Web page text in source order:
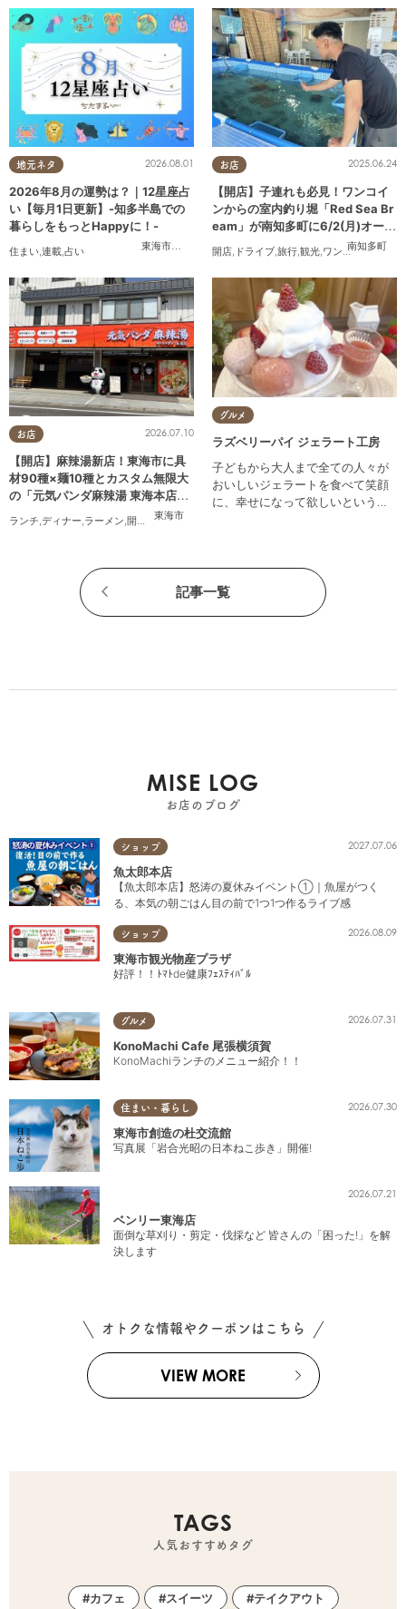
地元ネタ
東海市
,大府市 知多市 ,東浦町,阿久比町,半田市 ,常滑市,武豊
2026.08.01
2026年8月の運勢は？｜12星座占
い【毎月1日更新】-知多半島での
暮らしをもっとHappyに！-
住まい 連載 占い
お店
南知多町
2025.06.24
【開店】子連れも必見！ワンコイ
ンからの室内釣り堀「Red Sea Br
eam」が南知多町に6/2(月)オープ
開店 ドライブ 旅行 観光 ワンコイン
お店
東海市
2026.07.10
【開店】麻辣湯新店！東海市に具
材90種×麺10種とカスタム無限大
の「元気パンダ麻辣湯 東海本店」
ランチ ディナー ラーメン 開店 夫婦,カップル
グルメ
ラズベリーパイ ジェラート工房
子どもから大人まで全ての人々が
おいしいジェラートを食べて笑顔
に、幸せになって欲しいという願
記事一覧
MISE LOG
お店のブログ
ショップ 2027.07.06
魚太郎本店
【魚太郎本店】怒涛の夏休みイベント①｜魚屋がつく
る、本気の朝ごはん目の前で1つ1つ作るライブ感
ショップ 2026.08.09
東海市観光物産プラザ
好評！！ﾄﾏﾄde健康ﾌｪｽﾃｨﾊﾞﾙ
グルメ 2026.07.31
KonoMachi Cafe 尾張横須賀
KonoMachiランチのメニュー紹介！！
住まい・暮らし 2026.07.30
東海市創造の杜交流館
写真展「岩合光昭の日本ねこ歩き」開催!
2026.07.21
ベンリー東海店
面倒な草刈り・剪定・伐採など 皆さんの「困った!」を解
決します
オトクな情報やクーポンはこちら
VIEW MORE
TAGS
人気おすすめタグ
カフェ スイーツ テイクアウト